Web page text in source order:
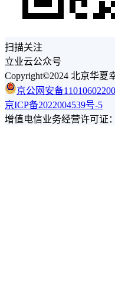
扫描关注
立业云公众号
Copyright©2024 北京华夏
京公网安备
京ICP备2022004539号-5
增值电信业务经营许可证